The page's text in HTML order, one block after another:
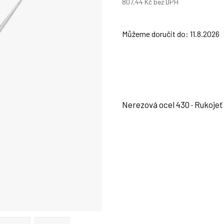
807,44 Kč bez DPH
Můžeme doručit do: 11.8.2026
Nerezová ocel 430 ·